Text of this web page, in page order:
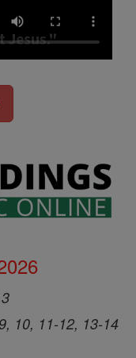
10, 11-12, 13-14